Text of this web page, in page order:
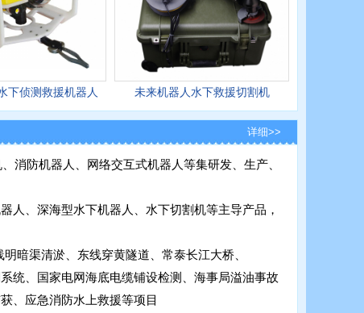
下侦测救援机器人 未来机器人水下救援切割机
详细>>
消防机器人、网络交互式机器人等集研发、生产、
人、深海型水下机器人、水下切割机等主导产品，
暗渠清淤、东线穿黄隧道、常泰长江大桥、
统、国家电网海底电缆铺设检测、海事局溢油事故
、应急消防水上救援等项目